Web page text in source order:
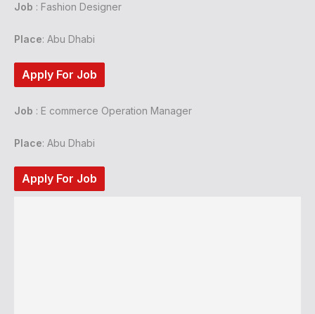
Job : Fashion Designer
Place: Abu Dhabi
Apply For Job
Job : E commerce Operation Manager
Place: Abu Dhabi
Apply For Job